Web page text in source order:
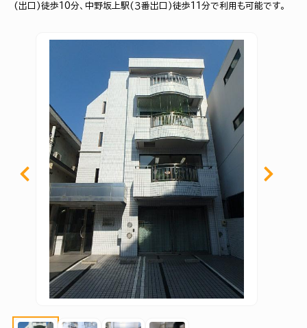
(出口)徒歩10分、中野坂上駅(３番出口)徒歩11分で利用も可能です。